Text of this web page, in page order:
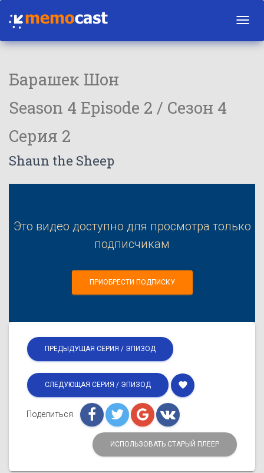
Барашек Шон
Season 4 Episode 2 / Сезон 4
Серия 2
Shaun the Sheep
Это видео доступно для просмотра только
подписчикам
ПРИОБРЕСТИ ПОДПИСКУ
ПРЕДЫДУЩАЯ СЕРИЯ / ЭПИЗОД
СЛЕДУЮЩАЯ СЕРИЯ / ЭПИЗОД favorite
Поделиться
ИСПОЛЬЗОВАТЬ СТАРЫЙ ПЛЕЕР